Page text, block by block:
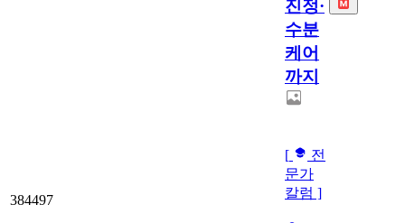
진정·
수분
케어
까지
384497
[
전
문가
칼럼 ]